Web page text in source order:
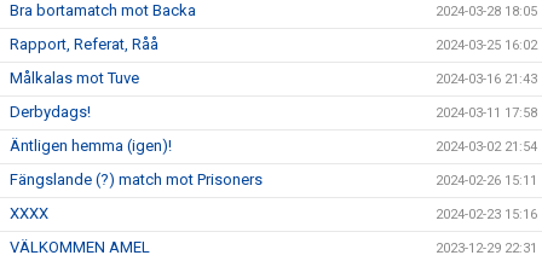
Bra bortamatch mot Backa 2024-03-28 18:05
Rapport, Referat, Råå 2024-03-25 16:02
Målkalas mot Tuve 2024-03-16 21:43
Derbydags! 2024-03-11 17:58
Äntligen hemma (igen)! 2024-03-02 21:54
Fängslande (?) match mot Prisoners 2024-02-26 15:11
XXXX 2024-02-23 15:16
VÄLKOMMEN AMEL 2023-12-29 22:31